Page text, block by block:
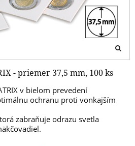
- priemer 37,5 mm, 100 ks
v bielom prevedení
ochranu proti vonkajším
zabraňuje odrazu svetla